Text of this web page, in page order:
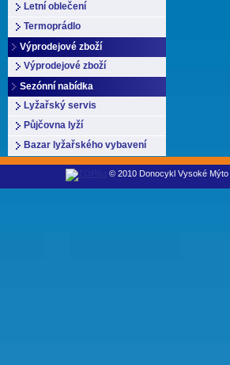
Letní oblečení
Termoprádlo
Výprodejové zboží
Výprodejové zboží
Sezónní nabídka
Lyžařský servis
Půjčovna lyží
Bazar lyžařského vybavení
© 2010 Donocykl Vysoké